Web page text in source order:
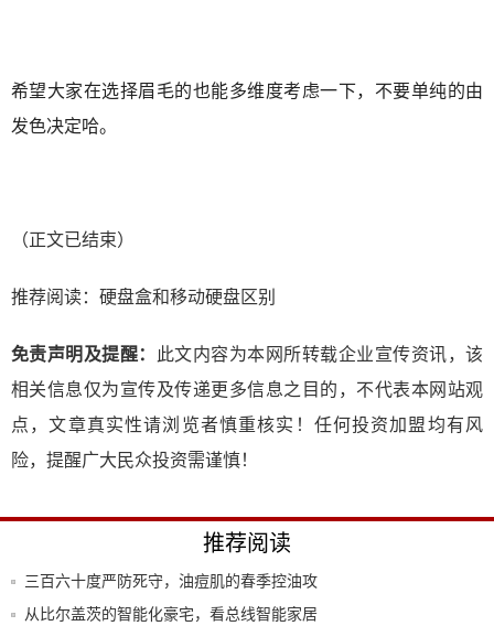
希望大家在选择眉毛的也能多维度考虑一下，不要单纯的由
发色决定哈。
（正文已结束）
推荐阅读： 硬盘盒和移动硬盘区别
免责声明及提醒：
此文内容为本网所转载企业宣传资讯，该
相关信息仅为宣传及传递更多信息之目的，不代表本网站观
点，文章真实性请浏览者慎重核实！任何投资加盟均有风
险，提醒广大民众投资需谨慎！
推荐阅读
三百六十度严防死守，油痘肌的春季控油攻
略
从比尔盖茨的智能化豪宅，看总线智能家居